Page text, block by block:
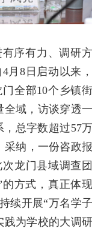
序有力、调研方
月8日启动以来，
全部10个乡镇街
全域，访谈穿透一
，总字数超过57万
采纳，一份咨政报
龙门县域调查团
方式，真正体现
续开展“万名学子
践为学校的大调研